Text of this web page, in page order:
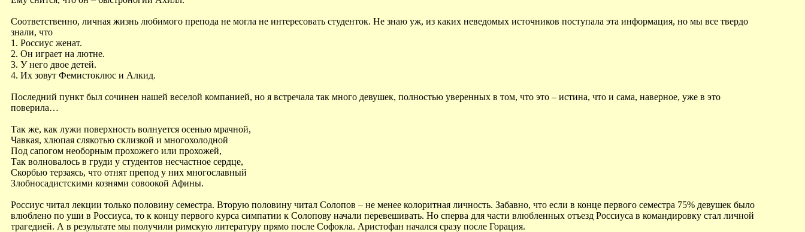
Соответственно, личная жизнь любимого препода не могла не интересовать студенток. Не знаю уж, из каких неведомых источников поступала эта информация, но мы все твердо
знали, что
1. Россиус женат.
2. Он играет на лютне.
3. У него двое детей.
4. Их зовут Фемистоклюс и Алкид.
Последний пункт был сочинен нашей веселой компанией, но я встречала так много девушек, полностью уверенных в том, что это – истина, что и сама, наверное, уже в это
поверила…
Так же, как лужи поверхность волнуется осенью мрачной,
Чавкая, хлюпая слякотью склизкой и многохолодной
Под сапогом необорным прохожего или прохожей,
Так волновалось в груди у студентов несчастное сердце,
Скорбью терзаясь, что отнят препод у них многославный
Злобносадистскими кознями совоокой Афины.
Россиус читал лекции только половину семестра. Вторую половину читал Солопов – не менее колоритная личность. Забавно, что если в конце первого семестра 75% девушек было
влюблено по уши в Россиуса, то к концу первого курса симпатии к Солопову начали перевешивать. Но сперва для части влюбленных отъезд Россиуса в командировку стал личной
трагедией. А в результате мы получили римскую литературу прямо после Софокла. Аристофан начался сразу после Горация.